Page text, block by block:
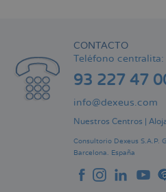
CONTACTO
Teléfono centralita:
93 227 47
info@dexeus.com
Nuestros Centros
Consultorio Dexeus S.A.P.
Barcelona. España